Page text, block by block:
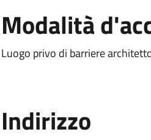
Modalità
Luogo privo di barriere
Indirizzo